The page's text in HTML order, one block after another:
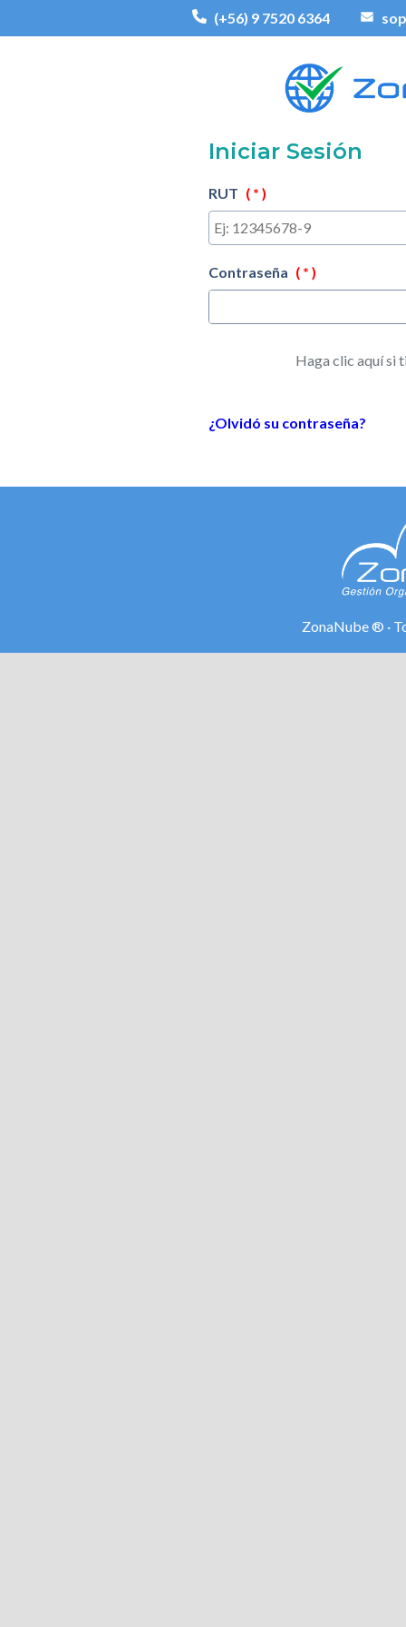
(+56) 9 7520 6364
Iniciar Sesión
RUT ( * )
Contraseña ( * )
Haga clic aquí si
¿Olvidó su contraseña?
ZonaNube ® ·